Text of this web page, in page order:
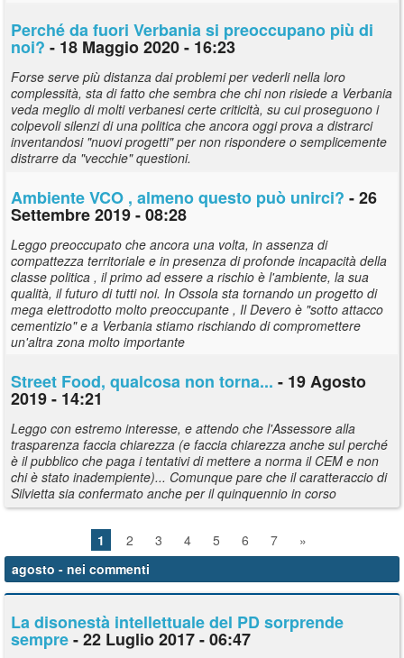
Perché da fuori Verbania si preoccupano più di
noi? - 18 Maggio 2020 - 16:23
Forse serve più distanza dai problemi per vederli nella loro
complessità, sta di fatto che sembra che chi non risiede a Verbania
veda meglio di molti verbanesi certe criticità, su cui proseguono i
colpevoli silenzi di una politica che ancora oggi prova a distrarci
inventandosi "nuovi progetti" per non rispondere o semplicemente
distrarre da "vecchie" questioni.
Ambiente VCO , almeno questo può unirci? - 26
Settembre 2019 - 08:28
Leggo preoccupato che ancora una volta, in assenza di
compattezza territoriale e in presenza di profonde incapacità della
classe politica , il primo ad essere a rischio è l'ambiente, la sua
qualità, il futuro di tutti noi. In Ossola sta tornando un progetto di
mega elettrodotto molto preoccupante , Il Devero è "sotto attacco
cementizio" e a Verbania stiamo rischiando di compromettere
un'altra zona molto importante
Street Food, qualcosa non torna... - 19 Agosto
2019 - 14:21
Leggo con estremo interesse, e attendo che l'Assessore alla
trasparenza faccia chiarezza (e faccia chiarezza anche sul perché
è il pubblico che paga i tentativi di mettere a norma il CEM e non
chi è stato inadempiente)... Comunque pare che il caratteraccio di
Silvietta sia confermato anche per il quinquennio in corso
1 2 3 4 5 6 7
»
agosto - nei commenti
La disonestà intellettuale del PD sorprende
sempre- 22 Luglio 2017 - 06:47